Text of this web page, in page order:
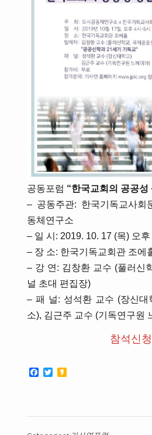
공동포럼 “한국교회의 공공성
– 공동주관: 한국기독교사회
동체연구소
– 일 시: 2019. 10. 17 (목) 오후
– 장 소: 한국기독교회관 조에
– 강 연: 김창환 교수 (풀러신
널 초대 편집장)
– 패 널: 성석환 교수 (장신대
소), 김근주 교수 (기독연구원
참석신청
Facebook
Twitter